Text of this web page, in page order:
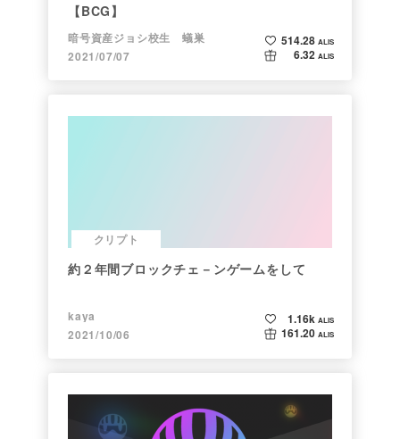
【BCG】
暗号資産ジョシ校生 蟻巣
2021/07/07
514.28 ALIS
6.32 ALIS
クリプト
約２年間ブロックチェ－ンゲームをして
kaya
2021/10/06
1.16k ALIS
161.20 ALIS